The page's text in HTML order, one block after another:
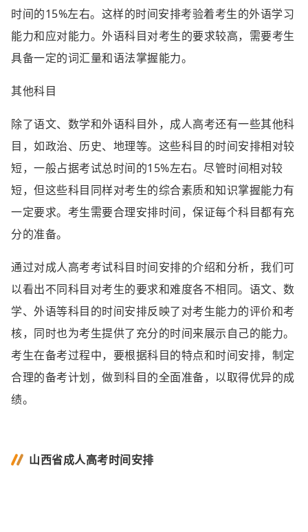
时间的15%左右。这样的时间安排考验着考生的外语学习
能力和应对能力。外语科目对考生的要求较高，需要考生
具备一定的词汇量和语法掌握能力。
其他科目
除了语文、数学和外语科目外，成人高考还有一些其他科
目，如政治、历史、地理等。这些科目的时间安排相对较
短，一般占据考试总时间的15%左右。尽管时间相对较
短，但这些科目同样对考生的综合素质和知识掌握能力有
一定要求。考生需要合理安排时间，保证每个科目都有充
分的准备。
通过对成人高考考试科目时间安排的介绍和分析，我们可
以看出不同科目对考生的要求和难度各不相同。语文、数
学、外语等科目的时间安排反映了对考生能力的评价和考
核，同时也为考生提供了充分的时间来展示自己的能力。
考生在备考过程中，要根据科目的特点和时间安排，制定
合理的备考计划，做到科目的全面准备，以取得优异的成
绩。
山西省成人高考时间安排